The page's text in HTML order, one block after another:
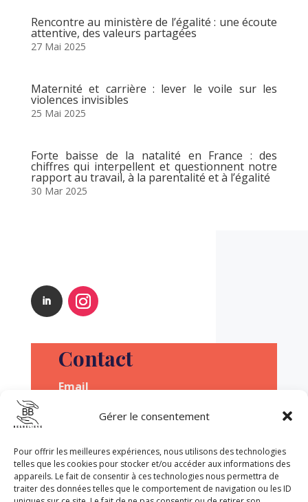
Gérer le consentement
Pour offrir les meilleures expériences, nous utilisons des technologies
telles que les cookies pour stocker et/ou accéder aux informations des
appareils. Le fait de consentir à ces technologies nous permettra de
traiter des données telles que le comportement de navigation ou les ID
Rencontre au ministère de l’égalité : une écoute
attentive, des valeurs partagées
27 Mai 2025
Maternité et carrière : lever le voile sur les
violences invisibles
25 Mai 2025
Forte baisse de la natalité en France : des
chiffres qui interpellent et questionnent notre
rapport au travail, à la parentalité et à l’égalité
30 Mar 2025
Contact
Email
contact@beandbelieve.com